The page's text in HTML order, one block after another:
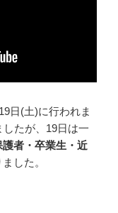
日(土)に行われま
たが、19日は一
者・卒業生・近
した。